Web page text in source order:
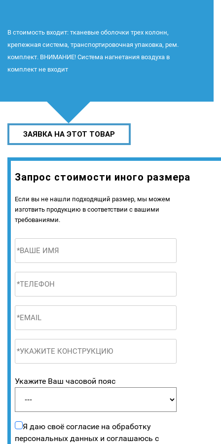
В стоимость входит: тканевые оболочки трех колонн,
крепежная система, транспортировочная упаковка, рем.
комплект. ВНИМАНИЕ! Система нагнетания воздуха в
комплект не входит
ЗАЯВКА НА ЭТОТ ТОВАР
Запрос стоимости иного размера
Если вы не нашли подходящий размер, мы можем
изготвить продукцию в соответствии с вашими
требованиями.
Укажите Ваш часовой пояс
Я даю своё согласие на обработку
персональных данных и соглашаюсь с